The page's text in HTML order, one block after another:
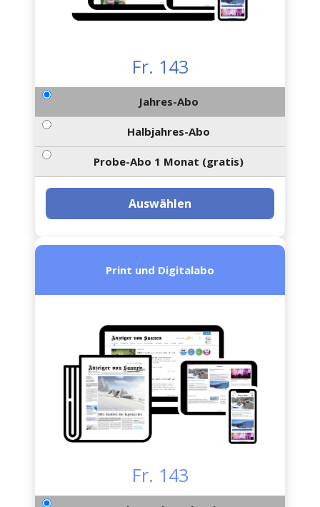
Fr. 143
Jahres-Abo
Halbjahres-Abo
Probe-Abo 1 Monat (gratis)
Auswählen
Print und Digitalabo
Fr. 143